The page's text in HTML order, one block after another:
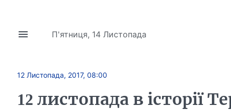
П'ятниця, 14 Листопада
12 Листопада, 2017, 08:00
12 листопада в історії